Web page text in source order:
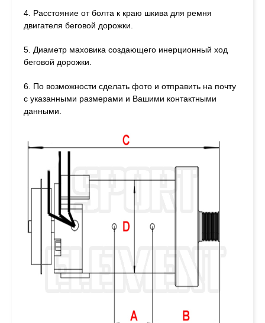
4. Расстояние от болта к краю шкива для ремня
двигателя беговой дорожки.
5. Диаметр маховика создающего инерционный ход
беговой дорожки.
6. По возможности сделать фото и отправить на почту
с указанными размерами и Вашими контактными
данными.